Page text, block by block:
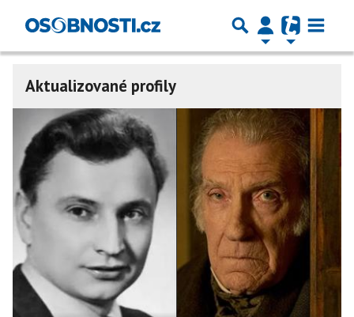
Aktualizované profily